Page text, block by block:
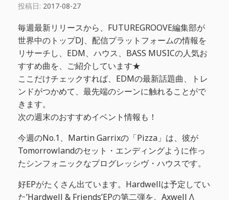
投稿日: 2017-08-27
毎週最新リリースから、FUTUREGROOVE編集部が
世界中のトップDJ、配信プラットフォームの情報を
リサーチし、EDM、ハウス、BASS MUSICの人気お
すすめ曲を、ご紹介しています★
ここだけチェックすれば、EDMの最新話題曲、トレ
ンドがつかめて、最先端のシーンに触れることがで
きます。
次の週末のおすすめイベント情報も！
今週のNo.1、Martin Garrixの「Pizza」は、彼が
Tomorrowlandのセット・エンディングように作っ
たシンフォニックなプログレッシヴ・ハウスです。
好EPがたくさん出ています。Hardwellは予定してい
た’Hardwell & Friends’EPの第二弾を。Axwell Λ